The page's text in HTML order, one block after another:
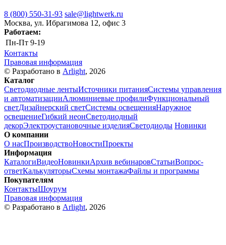
8 (800) 550-31-93 sale@lightwerk.ru
Москва, ул. Ибрагимова 12, офис 3
Работаем:
Пн-Пт 9-19
Контакты
Правовая информация
© Разработано в Arlight, 2026
Каталог
Светодиодные лентыИсточники питанияСистемы управления
и автоматизацииАлюминиевые профилиФункциональный
светДизайнерский светСистемы освещенияНаружное
освещениеГибкий неонСветодиодный
декорЭлектроустановочные изделияСветодиоды Новинки
О компании
О насПроизводствоНовостиПроекты
Информация
КаталогиВидеоНовинкиАрхив вебинаровСтатьиВопрос-
ответКалькуляторыСхемы монтажаФайлы и программы
Покупателям
КонтактыШоурум
Правовая информация
© Разработано в Arlight, 2026